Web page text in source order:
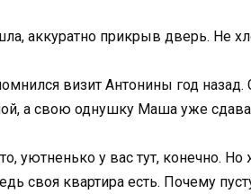
аккуратно прикрыв дверь. Не
визит Антонины год
а свою однушку Маша уже
уютненько у вас тут, конечно.
своя квартира есть. Почему